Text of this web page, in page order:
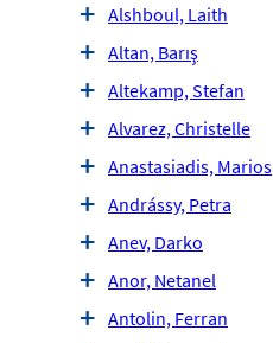
Alshboul, Laith
Altan, Barış
Altekamp, Stefan
Alvarez, Christelle
Anastasiadis, Marios
Andrássy, Petra
Anev, Darko
Anor, Netanel
Antolin, Ferran